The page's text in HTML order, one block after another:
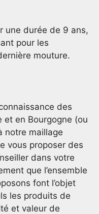
une durée de 9 ans,
pour les
mouture.
des
et en Bourgogne (ou
notre maillage
vous proposer des
dans votre
que l’ensemble
font l’objet
les produits de
et valeur de